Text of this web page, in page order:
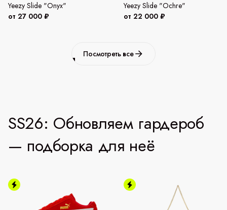
Yeezy Slide "Onyx"
от 27 000 ₽
Yeezy Slide "Ochre"
от 22 000 ₽
Посмотреть все
SS26: Обновляем гардероб
— подборка для неё